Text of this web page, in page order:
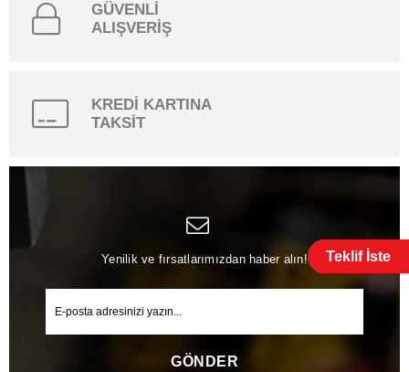
Teklif İste
GÜVENLİ
ALIŞVERİŞ
KREDİ KARTINA
TAKSİT
Yenilik ve fırsatlarımızdan haber alın!
GÖNDER